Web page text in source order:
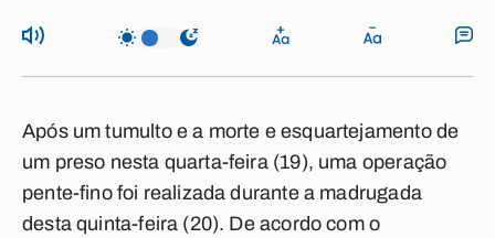
Após um tumulto e a morte e esquartejamento de
um preso nesta quarta-feira (19), uma operação
pente-fino foi realizada durante a madrugada
desta quinta-feira (20). De acordo com o